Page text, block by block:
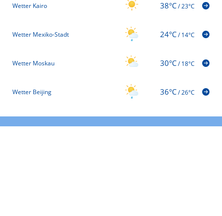
Wetter Kairo 38°C/23°C
Wetter Mexiko-Stadt 24°C/14°C
Wetter Moskau 30°C/18°C
Wetter Beijing 36°C/26°C